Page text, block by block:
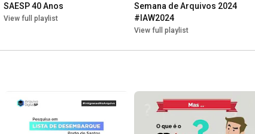
SAESP 40 Anos
View full playlist
Semana de Arquivos 2024
#IAW2024
View full playlist